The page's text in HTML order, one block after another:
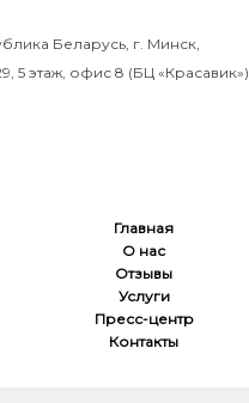
Беларусь, г. Минск,
5 этаж, офис 8 (БЦ «Красавик»)
Главная
О нас
Отзывы
Услуги
Пресс-центр
Контакты